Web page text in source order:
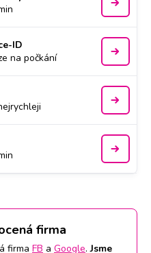
ID
na počkání
firma
firma FB a Google.Jsme